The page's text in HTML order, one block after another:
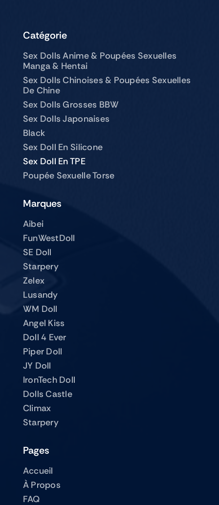
Catégorie
Sex Dolls Anime & Poupées Sexuelles
Manga & Hentai
Sex Dolls Chinoises & Poupées Sexuelles
De Chine
Sex Dolls Grosses BBW
Sex Dolls Japonaises
Black
Sex Doll En Silicone
Sex Doll En TPE
Poupée Sexuelle Torse
Marques
Aibei
FunWestDoll
SE Doll
Starpery
Zelex
Lusandy
WM Doll
Angel Kiss
Doll 4 Ever
Piper Doll
JY Doll
IronTech Doll
Dolls Castle
Climax
Starpery
Pages
Accueil
À Propos
FAQ